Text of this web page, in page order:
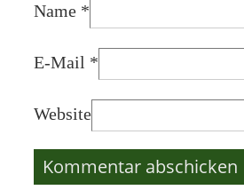
Name *
E-Mail *
Website